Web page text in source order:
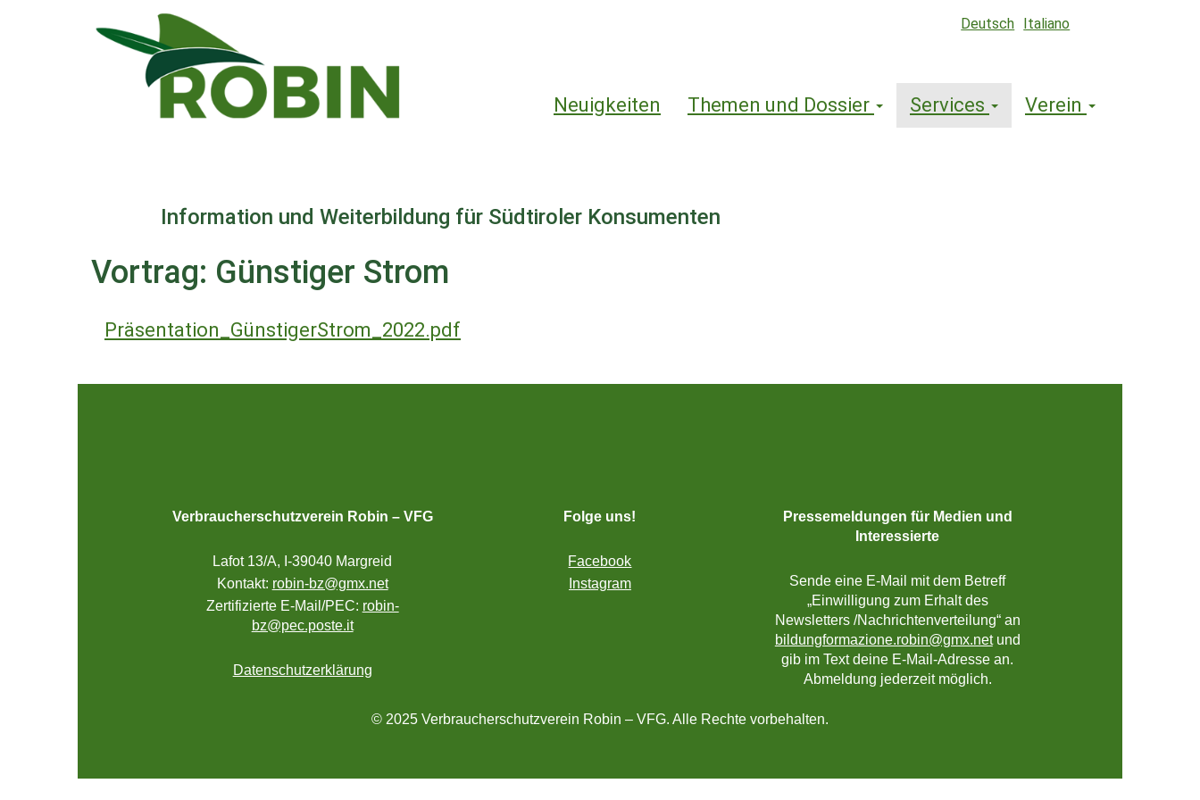
Deutsch Italiano
Hauptnavigation
Neuigkeiten Themen und Dossier Services Verein
Information und Weiterbildung für Südtiroler Konsumenten
Vortrag: Günstiger Strom
Präsentation_GünstigerStrom_2022.pdf
Verbraucherschutzverein Robin – VFG
Lafot 13/A, I-39040 Margreid
Kontakt: robin-bz@gmx.net
Zertifizierte E-Mail/PEC: robin-
bz@pec.poste.it
Datenschutzerklärung
Folge uns!
Facebook
Instagram
Pressemeldungen für Medien und
Interessierte
Sende eine E-Mail mit dem Betreff
„Einwilligung zum Erhalt des
Newsletters /Nachrichtenverteilung“ an
bildungformazione.robin@gmx.netund
gib im Text deine E-Mail-Adresse an.
Abmeldung jederzeit möglich.
© 2025 Verbraucherschutzverein Robin – VFG. Alle Rechte vorbehalten.